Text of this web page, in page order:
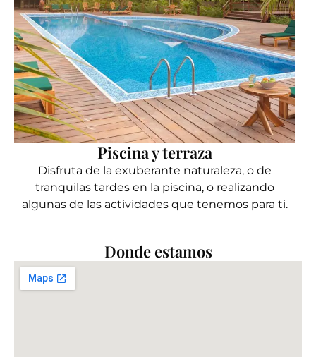
Piscina y terraza
Disfruta de la exuberante naturaleza, o de
tranquilas tardes en la piscina, o realizando
algunas de las actividades que tenemos para ti.
Donde estamos